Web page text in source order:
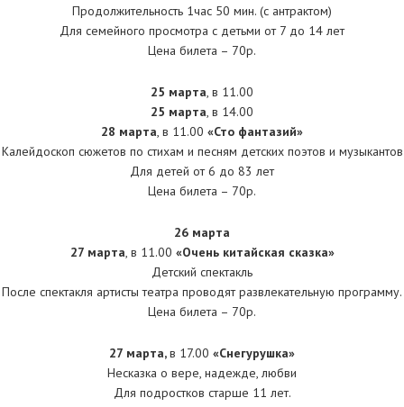
Продолжительность 1час 50 мин. (с антрактом)
Для семейного просмотра с детьми от 7 до 14 лет
Цена билета – 70р.
25 марта, в 11.00
25 марта, в 14.00
28 марта, в 11.00 «Сто фантазий»
Калейдоскоп сюжетов по стихам и песням детских поэтов и музыкантов
Для детей от 6 до 83 лет
Цена билета – 70р.
26 марта
27 марта, в 11.00 «Очень китайская сказка»
Детский спектакль
После спектакля артисты театра проводят развлекательную программу.
Цена билета – 70р.
27 марта,в 17.00 «Снегурушка»
Несказка о вере, надежде, любви
Для подростков старше 11 лет.